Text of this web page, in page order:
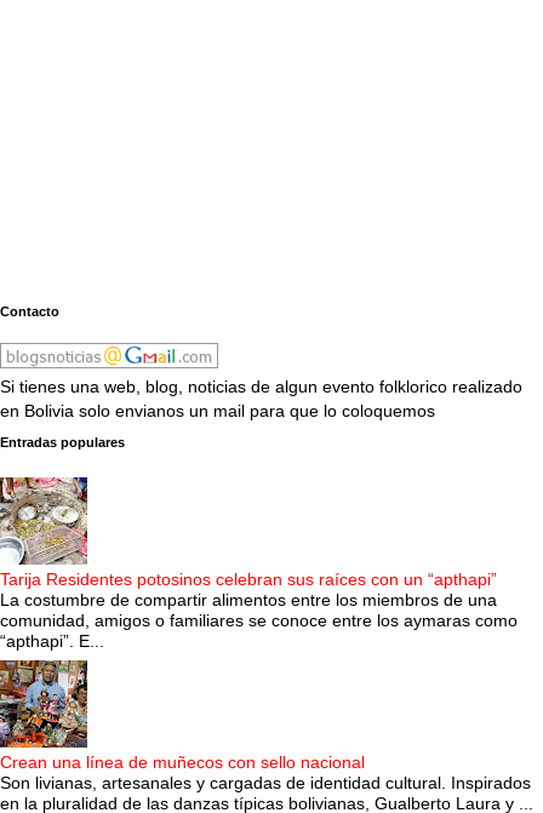
Contacto
Si tienes una web, blog, noticias de algun evento folklorico realizado
en Bolivia solo envianos un mail para que lo coloquemos
Entradas populares
Tarija Residentes potosinos celebran sus raíces con un “apthapi”
La costumbre de compartir alimentos entre los miembros de una
comunidad, amigos o familiares se conoce entre los aymaras como
“apthapi”. E...
Crean una línea de muñecos con sello nacional
Son livianas, artesanales y cargadas de identidad cultural. Inspirados
en la pluralidad de las danzas típicas bolivianas, Gualberto Laura y ...